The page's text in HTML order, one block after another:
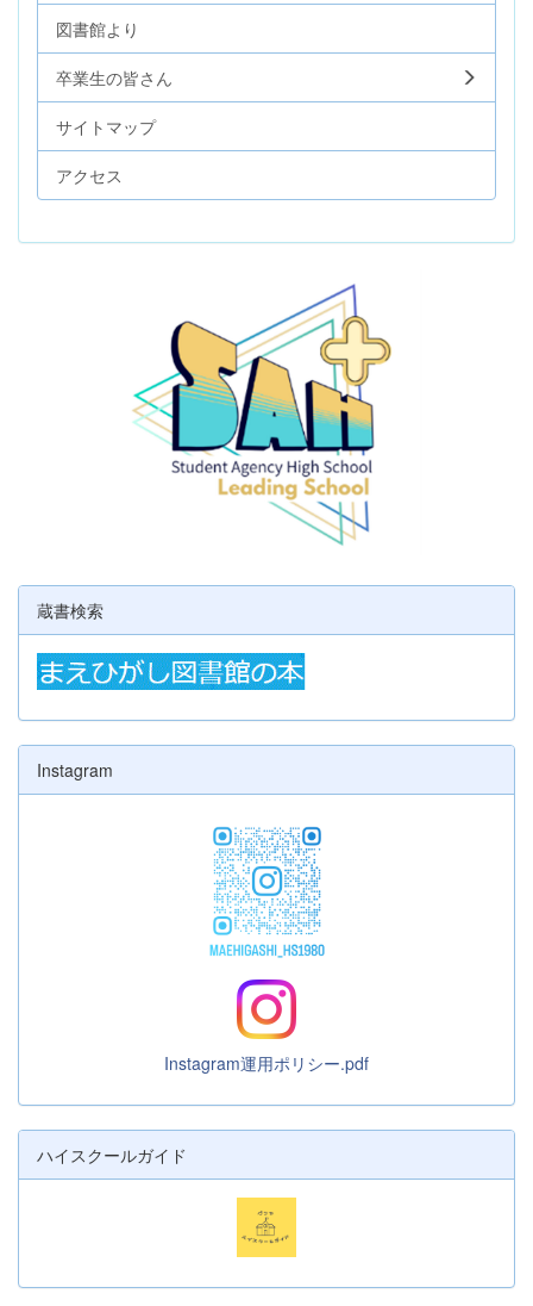
図書館より
卒業生の皆さん
サイトマップ
アクセス
蔵書検索
Instagram
Instagram運用ポリシー.pdf
ハイスクールガイド